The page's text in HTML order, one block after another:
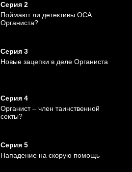
Серия 2
Поймают ли детективы ОСА
Органиста?
Серия 3
Новые зацепки в деле Органиста
Серия 4
Органист – член таинственной
секты?
Серия 5
Нападение на скорую помощь